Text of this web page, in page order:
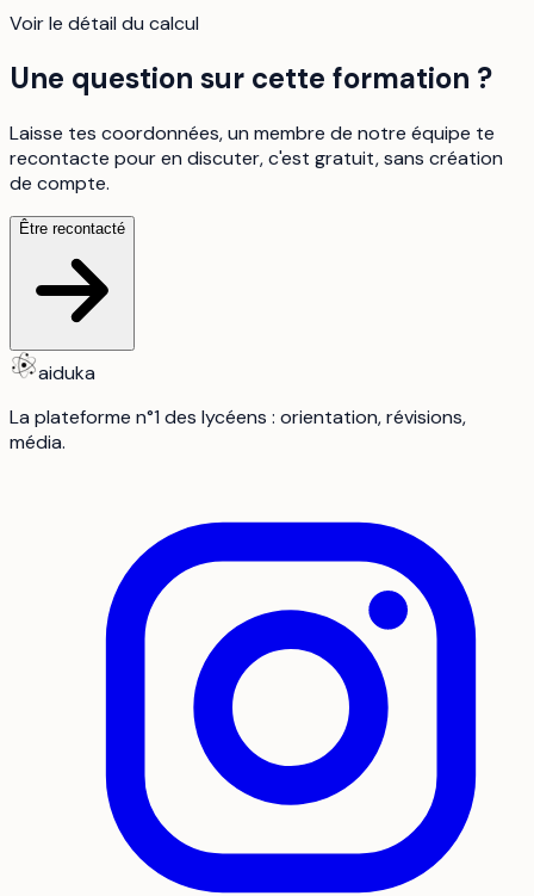
Voir le détail du calcul
Une question sur cette formation ?
Laisse tes coordonnées, un membre de notre équipe te
recontacte pour en discuter, c'est gratuit, sans création
de compte.
Être recontacté
aiduka
La plateforme n°1 des lycéens : orientation, révisions,
média.